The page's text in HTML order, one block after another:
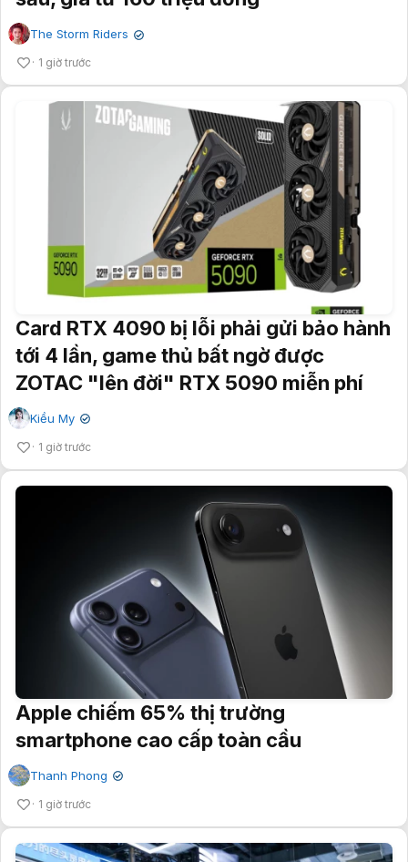
The Storm Riders ✔
1 giờ trước
Card RTX 4090 bị lỗi phải gửi bảo hành
tới 4 lần, game thủ bất ngờ được
ZOTAC "lên đời" RTX 5090 miễn phí
Kiều My ✔
1 giờ trước
Apple chiếm 65% thị trường
smartphone cao cấp toàn cầu
Thanh Phong ✔
1 giờ trước